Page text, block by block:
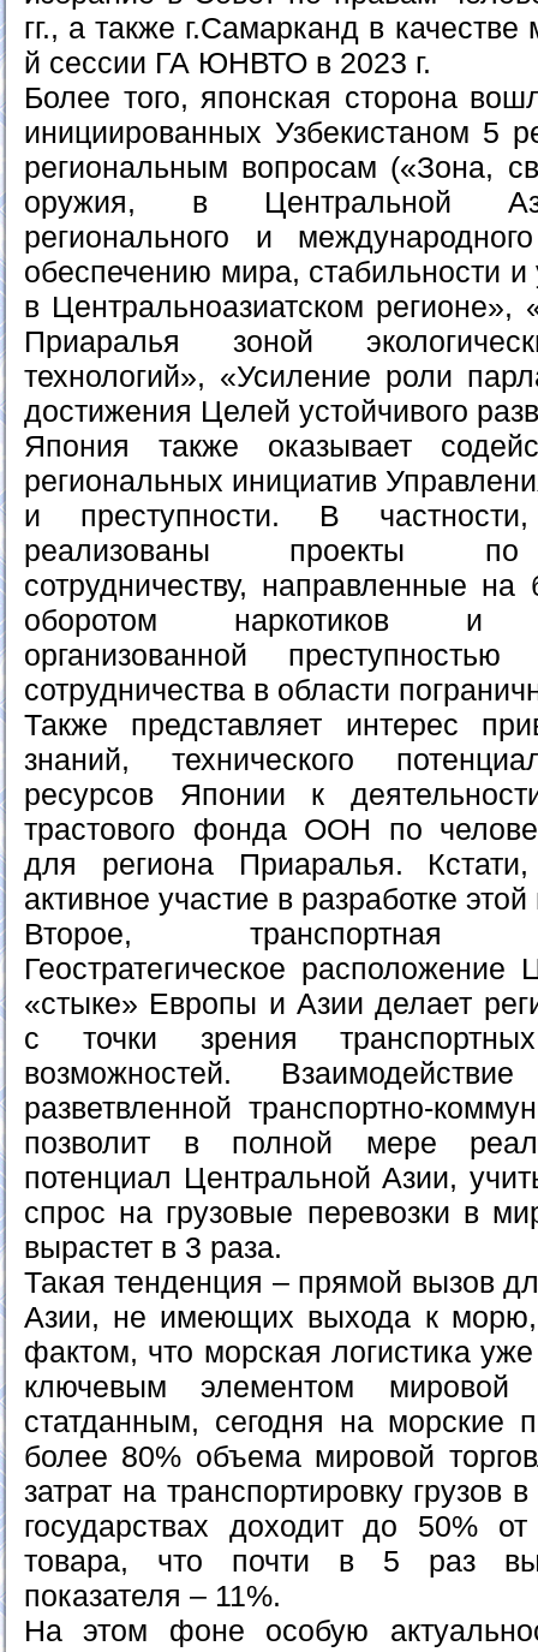
гг., а также г.Самарканд в
й сессии ГА ЮНВТО в 2023 г.
Более того, японская сторона
инициированных Узбекистаном 5
региональным вопросам («Зона,
оружия, в Центральной
регионального и
обеспечению мира, стабильности и
в Центральноазиатском регионе»,
Приаралья зоной
технологий», «Усиление роли
достижения Целей устойчивого
Япония также оказывает
региональных инициатив
и преступности. В
реализованы проекты по
сотрудничеству, направленные
оборотом наркотиков и
организованной
сотрудничества в области
Также представляет интерес
знаний, технического
ресурсов Японии к
трастового фонда ООН по
для региона Приаралья.
активное участие в разработке
Второе, транспортная
Геостратегическое
«стыке» Европы и Азии делает
с точки зрения
возможностей.
разветвленной транспортно-
позволит в полной мере
потенциал Центральной Азии,
спрос на грузовые перевозки в
вырастет в 3 раза.
Такая тенденция – прямой вызов
Азии, не имеющих выхода к
фактом, что морская логистика
ключевым элементом мировой
статданным, сегодня на морские
более 80% объема мировой
затрат на транспортировку грузов
государствах доходит до 50%
товара, что почти в 5 раз
показателя – 11%.
На этом фоне особую